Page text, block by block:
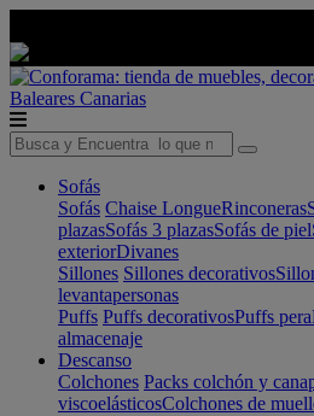
Baleares Canarias
Sofás
Sofás Chaise LongueRinconeras
plazasSofás 3 plazasSofás de piel
exteriorDivanes
Sillones Sillones decorativos
levantapersonas
Puffs Puffs decorativosPuffs pera
almacenaje
Descanso
Colchones Packs colchón y
viscoelásticosColchones de